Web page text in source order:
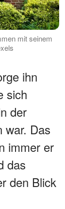
mit seinem
ihn
sich
der
war. Das
immer er
das
den Blick